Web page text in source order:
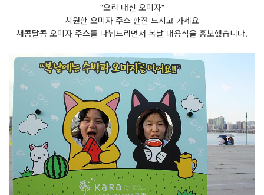
"오리 대신 오미자"
시원한 오미자 주스 한잔 드시고 가세요
새콤달콤 오미자 주스를 나눠드리면서 복날 대용식을 홍보했습니다.